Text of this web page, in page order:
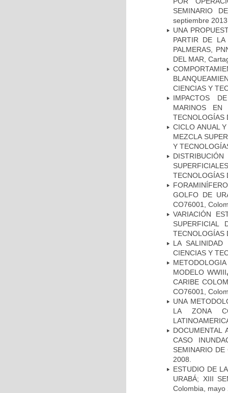
SEMINARIO
septiembre
UNA
PARTIR DE LA
PALMERAS,
DEL MAR,
CIENCIAS Y
IMPACTOS
MARINOS
TECNOLOGÍAS
CICLO ANUAL
MEZCLA
Y
TECNOLOGÍAS
GOLFO DE
CO76001,
VARIACIÓN
TECNOLOGÍAS
LA
CIENCIAS Y
MODELO
CARIBE
CO76001,
UNA
LA ZONA
DOCUMENTAL
CASO
SEMINARIO
2008.
ESTUDIO DE
URABÁ; XIII
Colombia, mayo